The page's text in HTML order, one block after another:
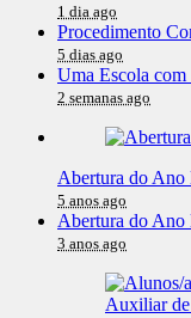
1 dia ago
Procedimento
5 dias ago
Uma Escola com
2 semanas ago
Abertura do
5 anos ago
Abertura do
3 anos ago